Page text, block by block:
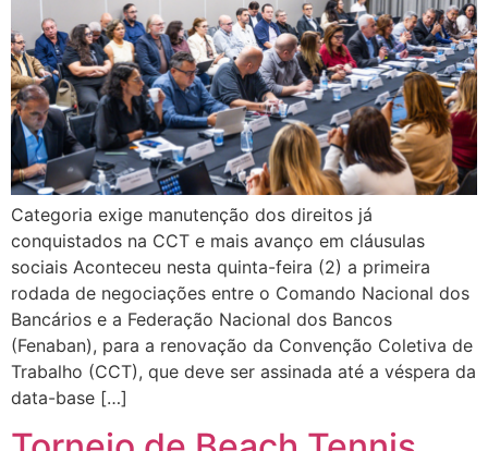
Categoria exige manutenção dos direitos já
conquistados na CCT e mais avanço em cláusulas
sociais Aconteceu nesta quinta-feira (2) a primeira
rodada de negociações entre o Comando Nacional dos
Bancários e a Federação Nacional dos Bancos
(Fenaban), para a renovação da Convenção Coletiva de
Trabalho (CCT), que deve ser assinada até a véspera da
data-base […]